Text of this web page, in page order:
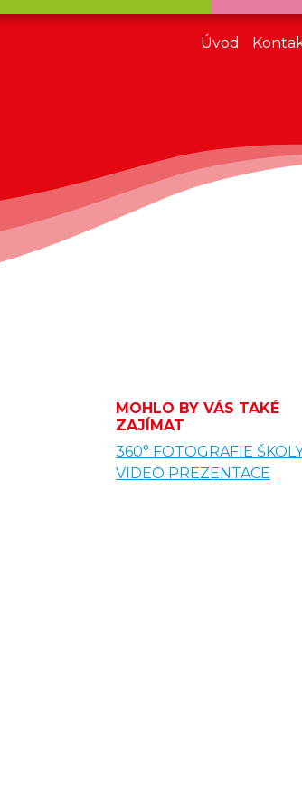
Úvod
MOHLO BY VÁS TAKÉ
ZAJÍMAT
360° FOTOGRAFIE
VIDEO PREZENTACE